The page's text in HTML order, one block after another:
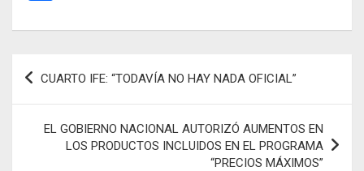
b
o
k
s
p
p
n
er
gr
m
m
p
ar
tir
Navegación
CUARTO IFE: “TODAVÍA NO HAY NADA OFICIAL”
EL GOBIERNO NACIONAL AUTORIZÓ AUMENTOS EN
LOS PRODUCTOS INCLUIDOS EN EL PROGRAMA
“PRECIOS MÁXIMOS”